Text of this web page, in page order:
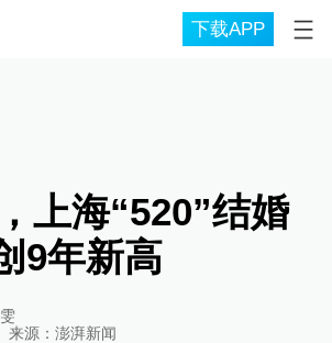
下载APP
上海“520”结婚
9年新高
来源： 澎湃新闻